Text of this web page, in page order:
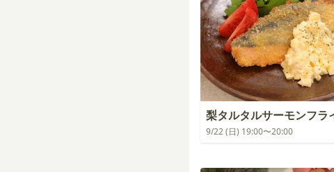
梨タルタルサーモンフラ
9/22 (日) 19:00〜20:00